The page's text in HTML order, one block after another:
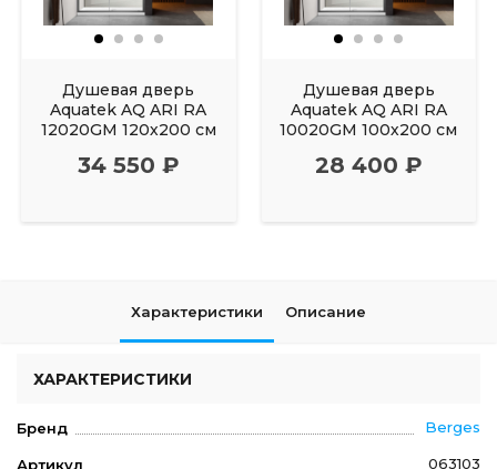
Душевая дверь
Aquatek AQ ARI RA
12020GM 120х200 см
34 550 ₽
Душевая дверь
Aquatek AQ ARI RA
10020GM 100х200 см
28 400 ₽
Характеристики Описание
ХАРАКТЕРИСТИКИ
Бренд Berges
Артикул 063103